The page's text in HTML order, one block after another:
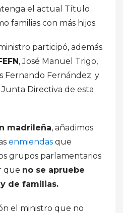
el actual Título
familias con más hijos.
participó, además
, José Manuel Trigo,
Fernando Fernández; y
Directiva de esta
madrileña, añadimos
enmiendas que
grupos parlamentarios
que no se apruebe
de familias.
el ministro que no